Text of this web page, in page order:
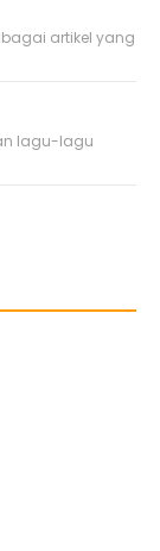
artikel yang
lagu-lagu